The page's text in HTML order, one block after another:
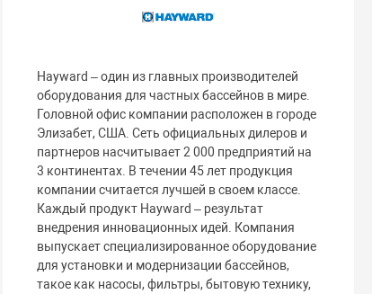
Hayward – один из главных производителей
оборудования для частных бассейнов в мире.
Головной офис компании расположен в городе
Элизабет, США. Сеть официальных дилеров и
партнеров насчитывает 2 000 предприятий на
3 континентах. В течении 45 лет продукция
компании считается лучшей в своем классе.
Каждый продукт Hayward – результат
внедрения инновационных идей. Компания
выпускает специализированное оборудование
для установки и модернизации бассейнов,
такое как насосы, фильтры, бытовую технику,